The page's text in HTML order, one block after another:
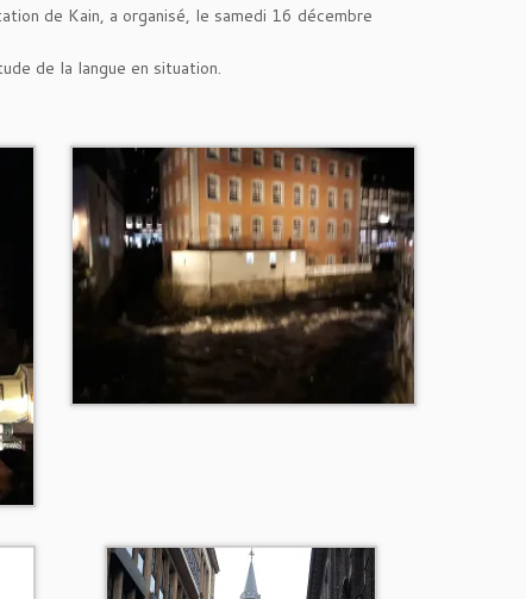
de Kain, a organisé, le samedi 16 décembre
de la langue en situation.